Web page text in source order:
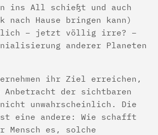
ins All schießt und auch
nach Hause bringen kann)
– jetzt völlig irre? –
anderer Planeten
ihr Ziel erreichen,
der sichtbaren
unwahrscheinlich. Die
eine andere: Wie schafft
Mensch es, solche